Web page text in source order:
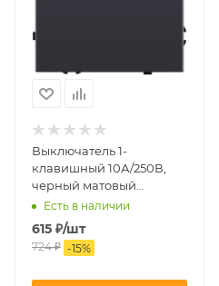
Выключатель 1-
клавишный 10А/250В,
черный матовый
Kollinger Eclipse EC-
001BK
Есть в наличии
615 ₽/шт
724₽ -15%